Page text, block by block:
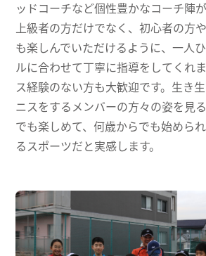
ッドコーチなど個性豊かなコーチ陣が
上級者の方だけでなく、初心者の方
も楽しんでいただけるように、一人
ルに合わせて丁寧に指導をしてくれ
ス経験のない方も大歓迎です。生き
ニスをするメンバーの方々の姿を見
でも楽しめて、何歳からでも始めら
るスポーツだと実感します。